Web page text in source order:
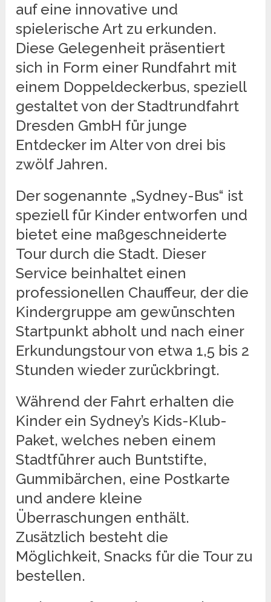
auf eine innovative und
spielerische Art zu erkunden.
Diese Gelegenheit präsentiert
sich in Form einer Rundfahrt mit
einem Doppeldeckerbus, speziell
gestaltet von der Stadtrundfahrt
Dresden GmbH für junge
Entdecker im Alter von drei bis
zwölf Jahren.
Der sogenannte „Sydney-Bus“ ist
speziell für Kinder entworfen und
bietet eine maßgeschneiderte
Tour durch die Stadt. Dieser
Service beinhaltet einen
professionellen Chauffeur, der die
Kindergruppe am gewünschten
Startpunkt abholt und nach einer
Erkundungstour von etwa 1,5 bis 2
Stunden wieder zurückbringt.
Während der Fahrt erhalten die
Kinder ein Sydney’s Kids-Klub-
Paket, welches neben einem
Stadtführer auch Buntstifte,
Gummibärchen, eine Postkarte
und andere kleine
Überraschungen enthält.
Zusätzlich besteht die
Möglichkeit, Snacks für die Tour zu
bestellen.